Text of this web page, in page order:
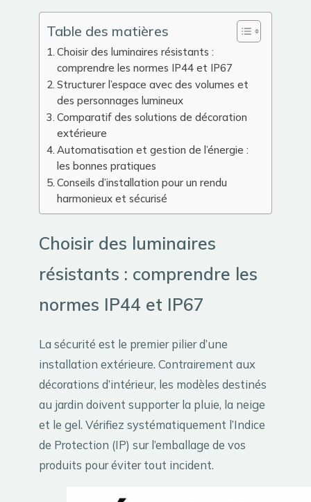
Table des matières
Choisir des luminaires résistants :
comprendre les normes IP44 et IP67
Structurer l’espace avec des volumes et
des personnages lumineux
Comparatif des solutions de décoration
extérieure
Automatisation et gestion de l’énergie :
les bonnes pratiques
Conseils d’installation pour un rendu
harmonieux et sécurisé
Choisir des luminaires
résistants : comprendre les
normes IP44 et IP67
La sécurité est le premier pilier d’une
installation extérieure. Contrairement aux
décorations d’intérieur, les modèles destinés
au jardin doivent supporter la pluie, la neige
et le gel. Vérifiez systématiquement l’Indice
de Protection (IP) sur l’emballage de vos
produits pour éviter tout incident.